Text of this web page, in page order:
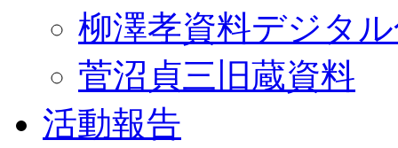
柳澤孝資料デジタ
菅沼貞三旧蔵資料
活動報告